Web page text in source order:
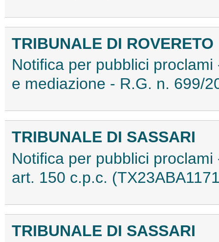
TRIBUNALE DI ROVERETO
Notifica per pubblici
e mediazione - R.G. n. 699/
TRIBUNALE DI SASSARI
Notifica per pubblici
art. 150 c.p.c.
TRIBUNALE DI SASSARI